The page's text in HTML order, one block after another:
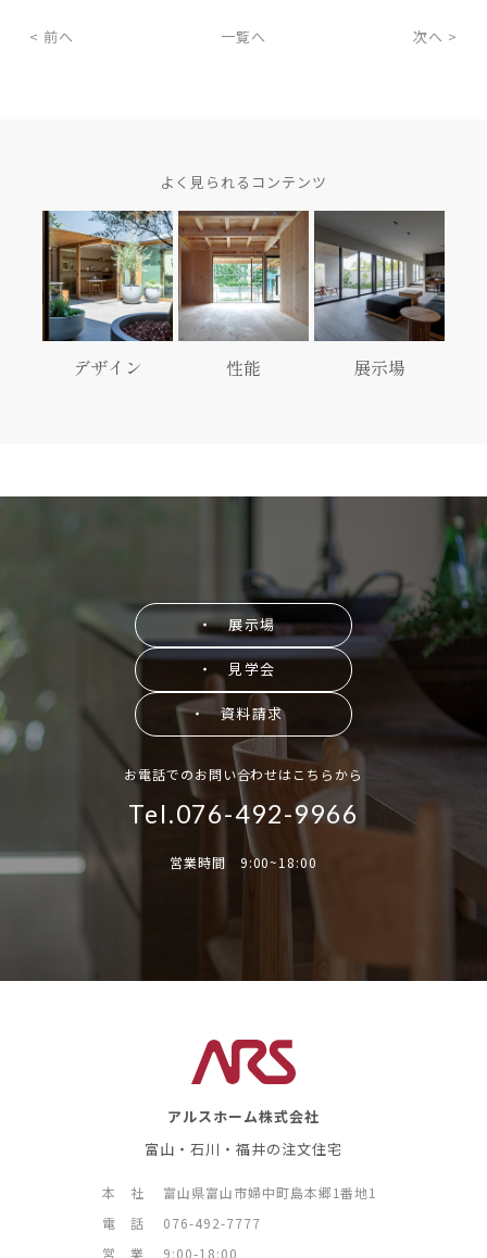
< 前へ 一覧へ 次へ >
よく見られるコンテンツ
デザイン 性能 展示場
・ 展示場
・ 見学会
・ 資料請求
お電話でのお問い合わせはこちらから
Tel.076-492-9966
営業時間 9:00~18:00
アルスホーム株式会社
富山・石川・福井の注文住宅
本 社
富山県富山市婦中町島本郷1番地1
電 話
076-492-7777
営 業
9:00-18:00